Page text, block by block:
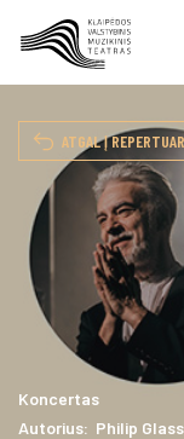
ATGAL Į
Koncertas
Autorius: Philip